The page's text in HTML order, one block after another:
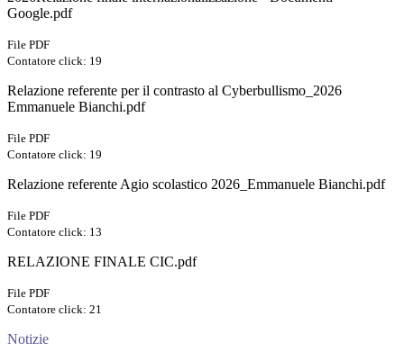
Google.pdf
File PDF
Contatore click: 19
Relazione referente per il contrasto al Cyberbullismo_2026
Emmanuele Bianchi.pdf
File PDF
Contatore click: 19
Relazione referente Agio scolastico 2026_Emmanuele Bianchi.pdf
File PDF
Contatore click: 13
RELAZIONE FINALE CIC.pdf
File PDF
Contatore click: 21
Notizie